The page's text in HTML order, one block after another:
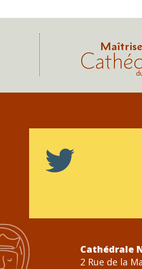
Maîtrise
Cathédrale
2 Rue de la